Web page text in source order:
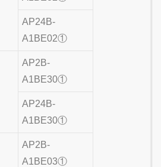
AP24B-
A1BE02①
AP2B-
A1BE30①
AP24B-
A1BE30①
AP2B-
A1BE03①